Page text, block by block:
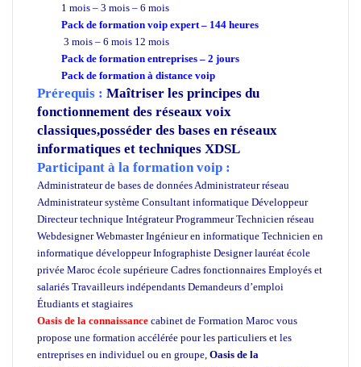
1 mois – 3 mois – 6 mois
Pack de formation voip expert – 144 heures
3 mois – 6 mois 12 mois
Pack de formation entreprises – 2 jours
Pack de formation à distance voip
Prérequis : Maîtriser les principes du
fonctionnement des réseaux voix
classiques,posséder des bases en réseaux
informatiques et techniques XDSL
Participant à la formation voip :
Administrateur de bases de données Administrateur réseau
Administrateur système Consultant informatique Développeur
Directeur technique Intégrateur Programmeur Technicien réseau
Webdesigner Webmaster Ingénieur en informatique Technicien en
informatique développeur Infographiste Designer lauréat école
privée Maroc école supérieure Cadres fonctionnaires Employés et
salariés Travailleurs indépendants Demandeurs d’emploi
Étudiants et stagiaires
Oasis de la connaissance cabinet de Formation Maroc vous
propose une formation accélérée pour les particuliers et les
entreprises en individuel ou en groupe, Oasis de la